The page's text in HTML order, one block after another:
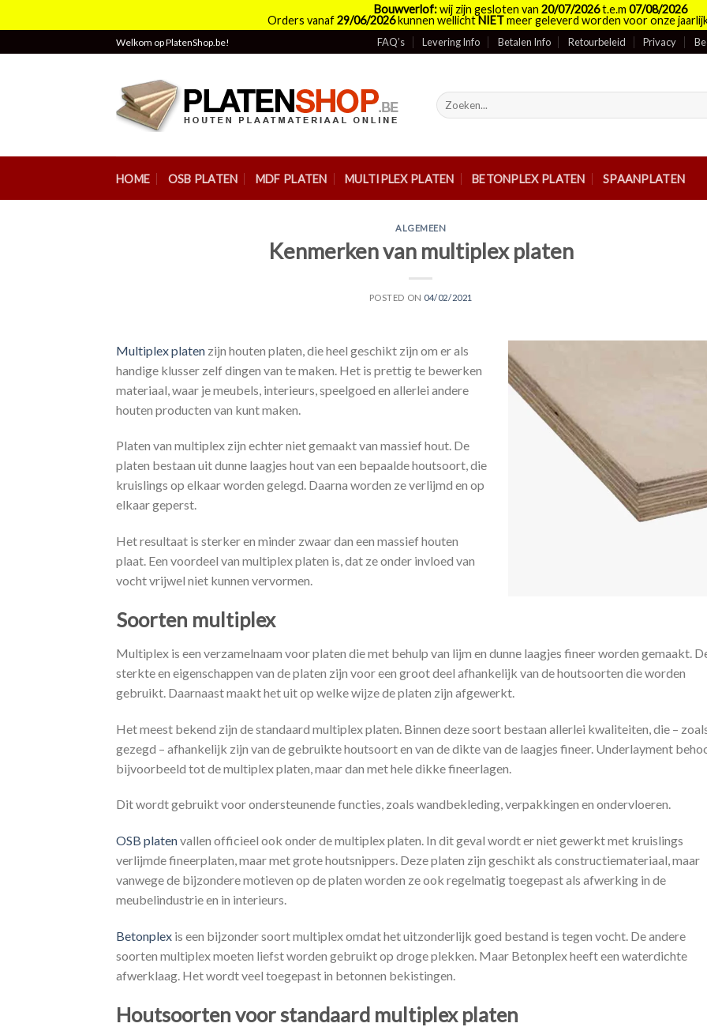
Bouwverlof:wij zijn gesloten van 20/07/2026t.e.m 07/08/2026
Orders vanaf29/06/2026kunnen wellichtNIETmeer geleverd worden voor onze
to
Welkom op PlatenShop.be! FAQ’s Levering Info Betalen Info Retourbeleid Privacy
Zoeken
naar:
HOME OSB PLATEN MDF PLATEN MULTIPLEX PLATEN BETONPLEX PLATEN SPAANPLATEN
ALGEMEEN
Kenmerken van multiplex platen
POSTED ON 04/02/2021
Multiplex platen zijn houten platen, die heel geschikt zijn om er als
handige klusser zelf dingen van te maken. Het is prettig te bewerken
materiaal, waar je meubels, interieurs, speelgoed en allerlei andere
houten producten van kunt maken.
Platen van multiplex zijn echter niet gemaakt van massief hout. De
platen bestaan uit dunne laagjes hout van een bepaalde houtsoort, die
kruislings op elkaar worden gelegd. Daarna worden ze verlijmd en op
elkaar geperst.
Het resultaat is sterker en minder zwaar dan een massief houten
plaat. Een voordeel van multiplex platen is, dat ze onder invloed van
vocht vrijwel niet kunnen vervormen.
Soorten multiplex
Multiplex is een verzamelnaam voor platen die met behulp van lijm en dunne laagjes fineer worden gemaakt.
sterkte en eigenschappen van de platen zijn voor een groot deel afhankelijk van de houtsoorten die worden
gebruikt. Daarnaast maakt het uit op welke wijze de platen zijn afgewerkt.
Het meest bekend zijn de standaard multiplex platen. Binnen deze soort bestaan allerlei kwaliteiten, die –
gezegd – afhankelijk zijn van de gebruikte houtsoort en van de dikte van de laagjes fineer. Underlayment
bijvoorbeeld tot de multiplex platen, maar dan met hele dikke fineerlagen.
Dit wordt gebruikt voor ondersteunende functies, zoals wandbekleding, verpakkingen en ondervloeren.
OSB platenvallen officieel ook onder de multiplex platen. In dit geval wordt er niet gewerkt met kruislings
verlijmde fineerplaten, maar met grote houtsnippers. Deze platen zijn geschikt als constructiemateriaal, maar
vanwege de bijzondere motieven op de platen worden ze ook regelmatig toegepast als afwerking in de
meubelindustrie en in interieurs.
Betonplex is een bijzonder soort multiplex omdat het uitzonderlijk goed bestand is tegen vocht. De andere
soorten multiplex moeten liefst worden gebruikt op droge plekken. Maar Betonplex heeft een waterdichte
afwerklaag. Het wordt veel toegepast in betonnen bekistingen.
Houtsoorten voor standaard multiplex platen